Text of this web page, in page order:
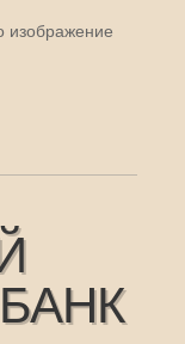
изображение